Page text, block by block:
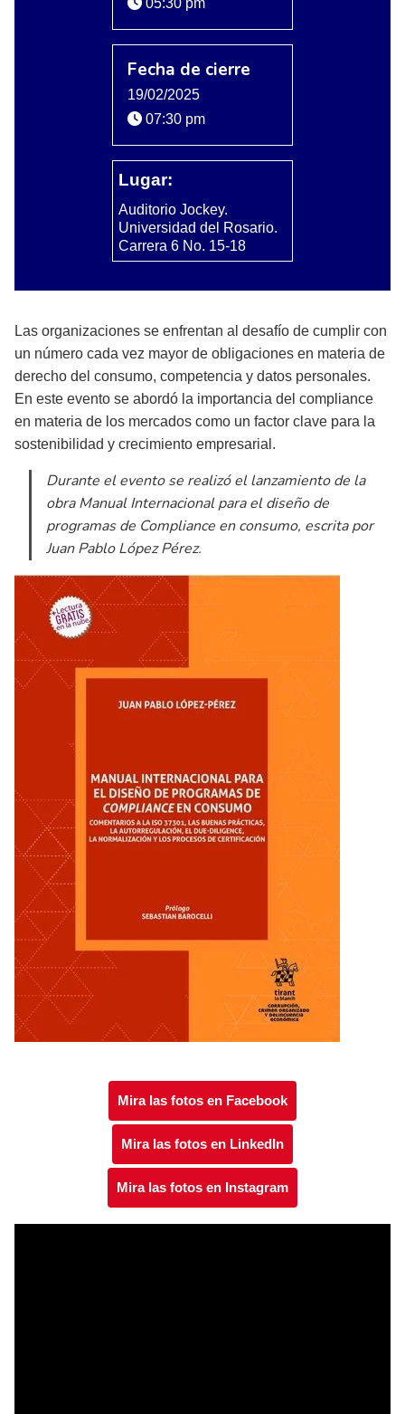
05:30 pm
Fecha de cierre
19/02/2025
07:30 pm
Lugar:
Auditorio Jockey.
Universidad del Rosario.
Carrera 6 No. 15-18
Las organizaciones se enfrentan al desafío de cumplir con
un número cada vez mayor de obligaciones en materia de
derecho del consumo, competencia y datos personales.
En este evento se abordó la importancia del compliance
en materia de los mercados como un factor clave para la
sostenibilidad y crecimiento empresarial.
Durante el evento se realizó el lanzamiento de la
obra Manual Internacional para el diseño de
programas de Compliance en consumo, escrita por
Juan Pablo López Pérez.
Mira las fotos en Facebook
Mira las fotos en LinkedIn
Mira las fotos en Instagram